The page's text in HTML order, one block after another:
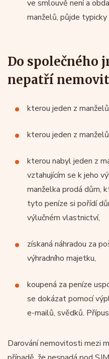
ve smlouvě není a
manželů, půjde
Do společného
nepatří
kterou jeden z
kterou jeden z
kterou nabyl jeden z
vztahujícím se k jeho
manželka prodá dům,
tyto peníze si pořídí
výlučném vlastnictví,
získaná náhradou za
výhradního majetku,
koupená za peníze
se dokázat pomocí
e-mailů, svědků.
Darování nemovitosti mezi